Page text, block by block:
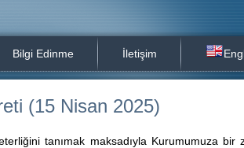
Bilgi Edinme İletişim
(15 Nisan 2025)
tanımak maksadıyla Kurumumuza bir